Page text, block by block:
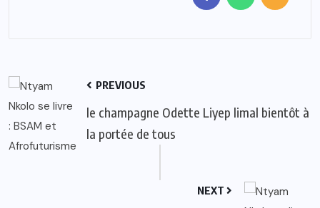
PREVIOUS
le champagne Odette Liyep limal bientôt à
la portée de tous
NEXT